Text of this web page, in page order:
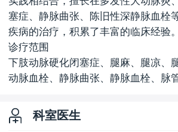
塞症、静脉曲张、陈旧性深静脉血栓
疾病的治疗，积累了丰富的临床经验。
诊疗范围
下肢动脉硬化闭塞症、腿麻、腿凉、
动脉血栓、静脉曲张、静脉血栓、脉
科室医生